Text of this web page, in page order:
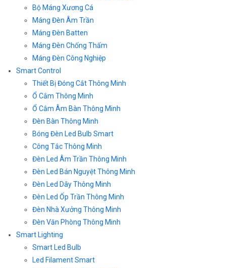
Bộ Máng Xương Cá
Máng Đèn Âm Trần
Máng Đèn Batten
Máng Đèn Chống Thấm
Máng Đèn Công Nghiệp
Smart Control
Thiết Bị Đóng Cắt Thông Minh
Ổ Cắm Thông Minh
Ổ Cắm Âm Bàn Thông Minh
Đèn Bàn Thông Minh
Bóng Đèn Led Bulb Smart
Công Tắc Thông Minh
Đèn Led Âm Trần Thông Minh
Đèn Led Bán Nguyệt Thông Minh
Đèn Led Dây Thông Minh
Đèn Led Ốp Trần Thông Minh
Đèn Nhà Xưởng Thông Minh
Đèn Văn Phòng Thông Minh
Smart Lighting
Smart Led Bulb
Led Filament Smart